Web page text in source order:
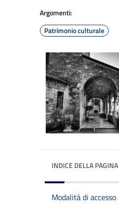
Argomenti:
Patrimonio culturale
INDICE DELLA PAGINA
Modalità di accesso